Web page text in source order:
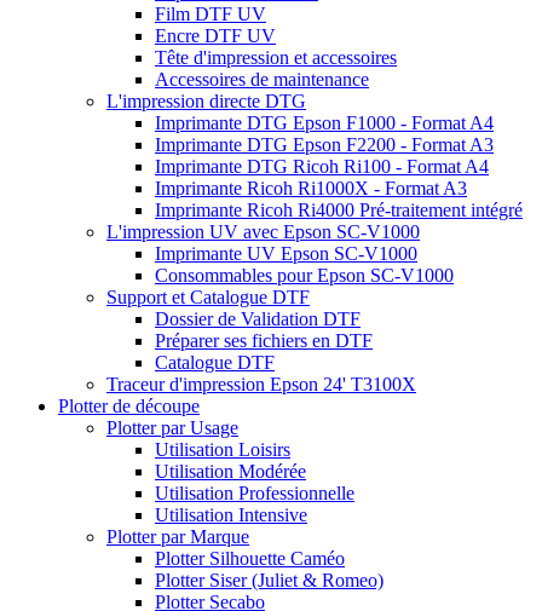
Film DTF UV
Encre DTF UV
Tête d'impression et accessoires
Accessoires de maintenance
L'impression directe DTG
Imprimante DTG Epson F1000 - Format A4
Imprimante DTG Epson F2200 - Format A3
Imprimante DTG Ricoh Ri100 - Format A4
Imprimante Ricoh Ri1000X - Format A3
Imprimante Ricoh Ri4000 Pré-traitement intégré
L'impression UV avec Epson SC-V1000
Imprimante UV Epson SC-V1000
Consommables pour Epson SC-V1000
Support et Catalogue DTF
Dossier de Validation DTF
Préparer ses fichiers en DTF
Catalogue DTF
Traceur d'impression Epson 24' T3100X
Plotter de découpe
Plotter par Usage
Utilisation Loisirs
Utilisation Modérée
Utilisation Professionnelle
Utilisation Intensive
Plotter par Marque
Plotter Silhouette Caméo
Plotter Siser (Juliet & Romeo)
Plotter Secabo